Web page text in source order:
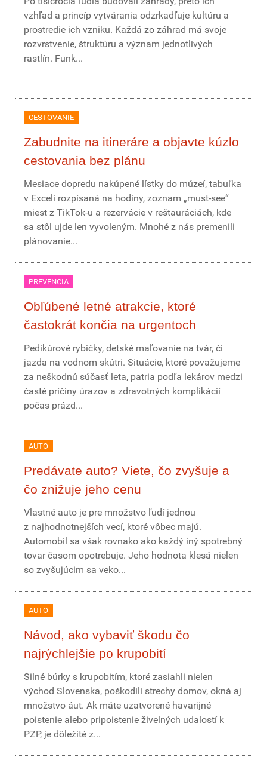
vzhľad a princíp vytvárania odzrkadľuje kultúru a
prostredie ich vzniku. Každá zo záhrad má svoje
rozvrstvenie, štruktúru a význam jednotlivých
rastlín. Funk...
CESTOVANIE
Zabudnite na itineráre a objavte kúzlo
cestovania bez plánu
Mesiace dopredu nakúpené lístky do múzeí, tabuľka
v Exceli rozpísaná na hodiny, zoznam „must-see“
miest z TikTok-u a rezervácie v reštauráciách, kde
sa stôl ujde len vyvoleným. Mnohé z nás premenili
plánovanie...
PREVENCIA
Obľúbené letné atrakcie, ktoré
častokrát končia na urgentoch
Pedikúrové rybičky, detské maľovanie na tvár, či
jazda na vodnom skútri. Situácie, ktoré považujeme
za neškodnú súčasť leta, patria podľa lekárov medzi
časté príčiny úrazov a zdravotných komplikácií
počas prázd...
AUTO
Predávate auto? Viete, čo zvyšuje a
čo znižuje jeho cenu
Vlastné auto je pre množstvo ľudí jednou
z najhodnotnejších vecí, ktoré vôbec majú.
Automobil sa však rovnako ako každý iný spotrebný
tovar časom opotrebuje. Jeho hodnota klesá nielen
so zvyšujúcim sa veko...
AUTO
Návod, ako vybaviť škodu čo
najrýchlejšie po krupobití
Silné búrky s krupobitím, ktoré zasiahli nielen
východ Slovenska, poškodili strechy domov, okná aj
množstvo áut. Ak máte uzatvorené havarijné
poistenie alebo pripoistenie živelných udalostí k
PZP, je dôležité z...